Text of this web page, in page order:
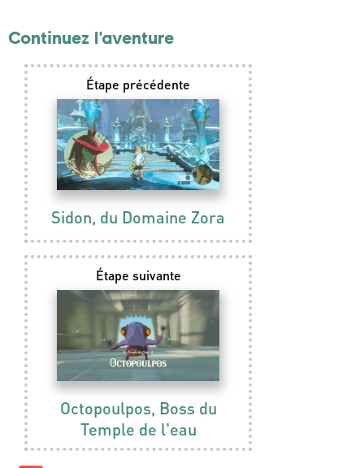
Continuez l'aventure
Étape précédente
Sidon, du Domaine Zora
Étape suivante
Octopoulpos, Boss du
Temple de l'eau